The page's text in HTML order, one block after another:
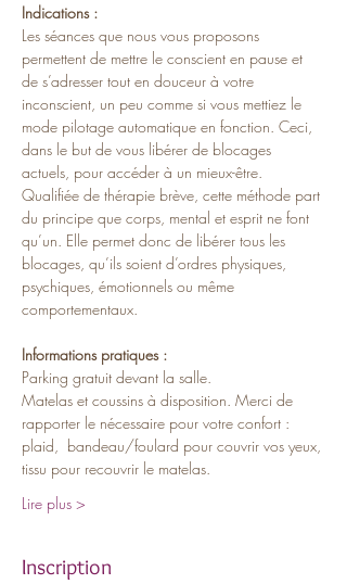
Indications :
Les séances que nous vous proposons
permettent de mettre le conscient en pause et
de s’adresser tout en douceur à votre
inconscient, un peu comme si vous mettiez le
mode pilotage automatique en fonction. Ceci,
dans le but de vous libérer de blocages
actuels, pour accéder à un mieux-être.
Qualifiée de thérapie brève, cette méthode part
du principe que corps, mental et esprit ne font
qu’un. Elle permet donc de libérer tous les
blocages, qu’ils soient d’ordres physiques,
psychiques, émotionnels ou même
comportementaux.
Informations pratiques :
Parking gratuit devant la salle.
Matelas et coussins à disposition. Merci de
rapporter le nécessaire pour votre confort :
plaid,  bandeau/foulard pour couvrir vos yeux,
tissu pour recouvrir le matelas.
Lire plus >
Inscription